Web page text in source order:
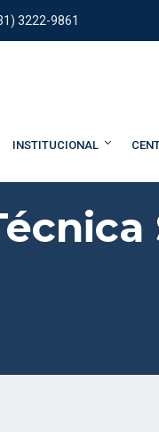
3222-9861
INSTITUCIONAL